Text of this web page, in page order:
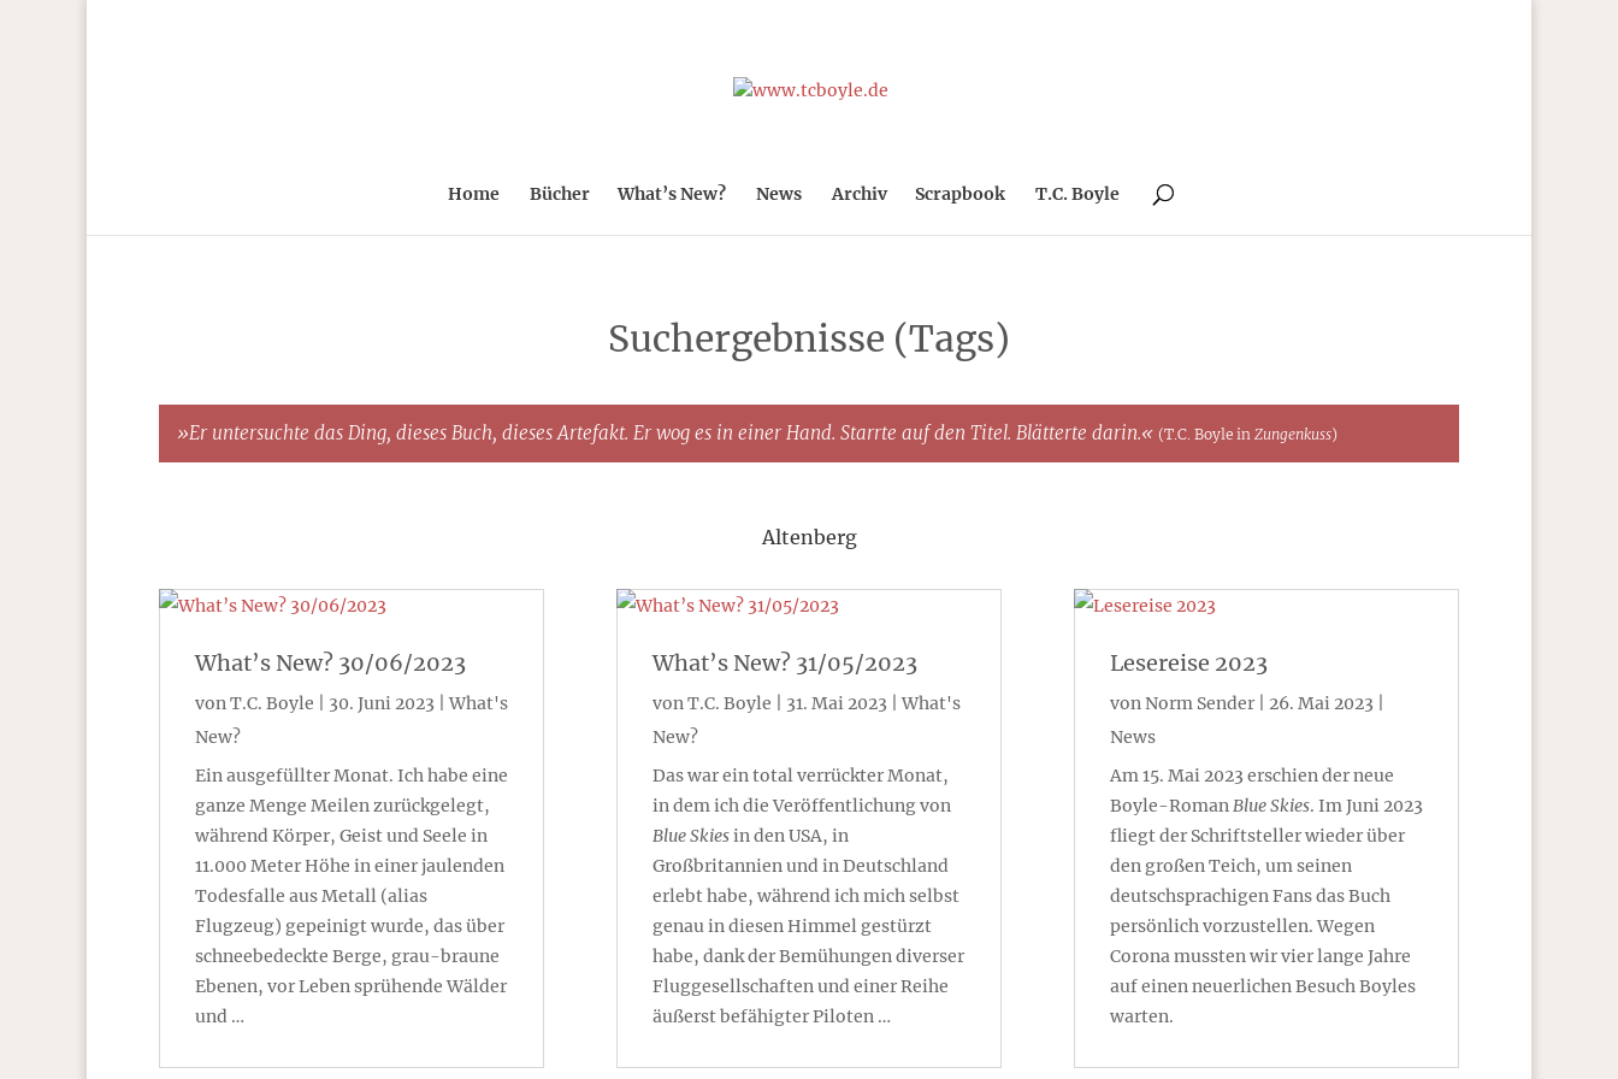
Home Bücher What’s New? News Archiv Scrapbook T.C. Boyle
Suchergebnisse (Tags)
»Er untersuchte das Ding, dieses Buch, dieses Artefakt. Er wog es in einer Hand. Starrte auf den Titel. Blätterte darin.« (T.C. Boyle in Zungenkuss)
Altenberg
What’s New? 30/06/2023
vonT.C. Boyle 30. Juni 2023 |What's
New?
Ein ausgefüllter Monat. Ich habe eine
ganze Menge Meilen zurückgelegt,
während Körper, Geist und Seele in
11.000 Meter Höhe in einer jaulenden
Todesfalle aus Metall (alias
Flugzeug) gepeinigt wurde, das über
schneebedeckte Berge, grau-braune
Ebenen, vor Leben sprühende Wälder
und …
What’s New? 31/05/2023
vonT.C. Boyle 31. Mai 2023 |What's
New?
Das war ein total verrückter Monat,
in dem ich die Veröffentlichung von
Blue Skiesin den USA, in
Großbritannien und in Deutschland
erlebt habe, während ich mich selbst
genau in diesen Himmel gestürzt
habe, dank der Bemühungen diverser
Fluggesellschaften und einer Reihe
äußerst befähigter Piloten …
Lesereise 2023
vonNorm Sender| 26. Mai 2023
News
Am 15. Mai 2023 erschien der neue
Boyle-RomanBlue Skies. Im Juni 2023
fliegt der Schriftsteller wieder über
den großen Teich, um seinen
deutschsprachigen Fans das Buch
persönlich vorzustellen. Wegen
Corona mussten wir vier lange Jahre
auf einen neuerlichen Besuch Boyles
warten.